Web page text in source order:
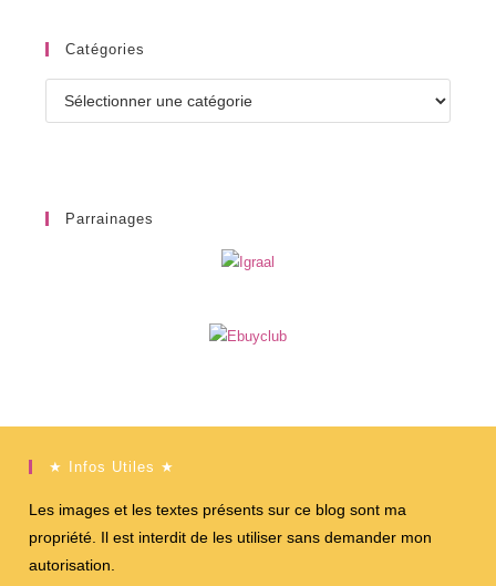
Catégories
Parrainages
★ Infos Utiles ★
Les images et les textes présents sur ce blog sont ma
propriété. Il est interdit de les utiliser sans demander mon
autorisation.